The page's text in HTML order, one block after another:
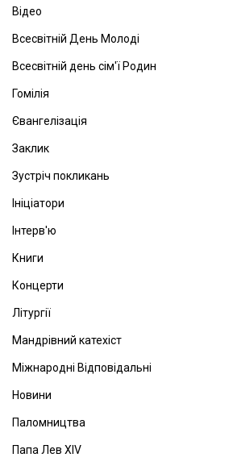
Відео
Всесвітній День Молоді
Всесвітній день сім'ї Родин
Гомілія
Євангелізація
Заклик
Зустріч покликань
Ініціатори
Інтерв'ю
Книги
Концерти
Літургії
Мандрівний катехіст
Міжнародні Відповідальні
Новини
Паломництва
Папа Лев ХІV